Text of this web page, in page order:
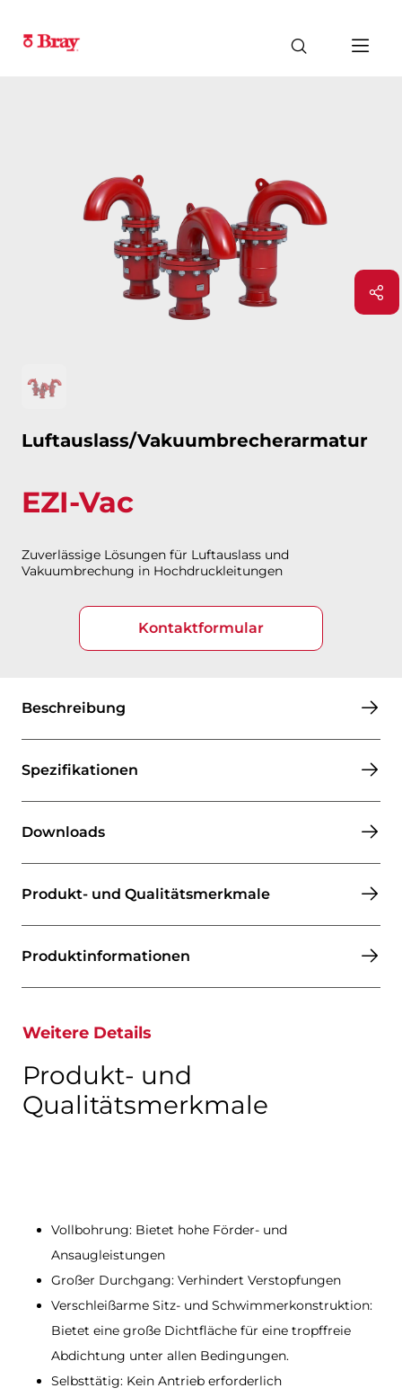
Luftauslass/Vakuumbrecherarmatur
EZI-Vac
Zuverlässige Lösungen für Luftauslass und
Vakuumbrechung in Hochdruckleitungen​​​​​​​
Kontaktformular
Beschreibung
Spezifikationen
Downloads
Produkt- und Qualitätsmerkmale
Produktinformationen​​​​​​​
Weitere Details
Produkt- und
Qualitätsmerkmale
Vollbohrung: Bietet hohe Förder- und
Ansaugleistungen​​​​​​​
Großer Durchgang: Verhindert Verstopfungen
Verschleißarme Sitz- und Schwimmerkonstruktion:
Bietet eine große Dichtfläche für eine tropffreie
Abdichtung unter allen Bedingungen.​​​​​​​
Selbsttätig: Kein Antrieb erforderlich​​​​​​​